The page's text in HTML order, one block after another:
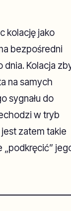
kolację jako
bezpośredni
dnia. Kolacja
na samych
sygnału do
w tryb
zatem takie
„podkręcić”